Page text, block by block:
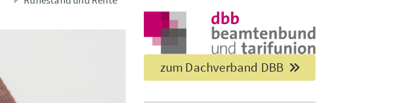
zum Dachverband DBB